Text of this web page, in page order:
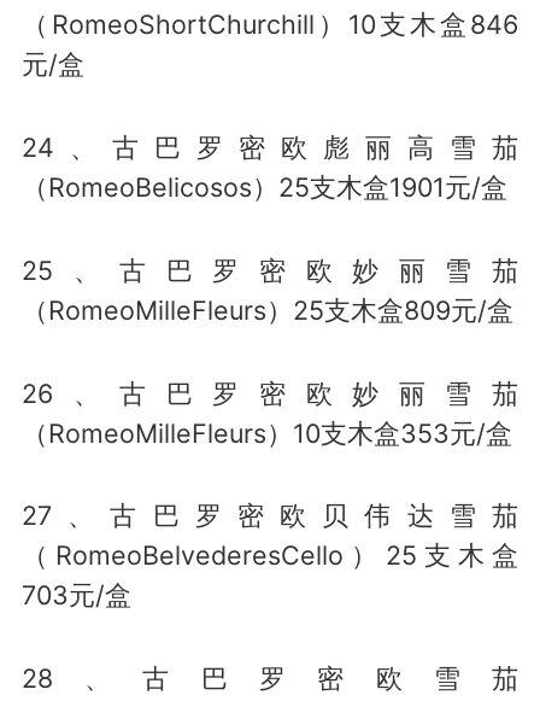
（RomeoShortChurchill）10支木盒846
元/盒
24、古巴罗密欧彪丽高雪茄
（RomeoBelicosos）25支木盒1901元/盒
25、古巴罗密欧妙丽雪茄
（RomeoMilleFleurs）25支木盒809元/盒
26、古巴罗密欧妙丽雪茄
（RomeoMilleFleurs）10支木盒353元/盒
27、古巴罗密欧贝伟达雪茄
（RomeoBelvederesCello）25支木盒
703元/盒
28、古巴罗密欧雪茄